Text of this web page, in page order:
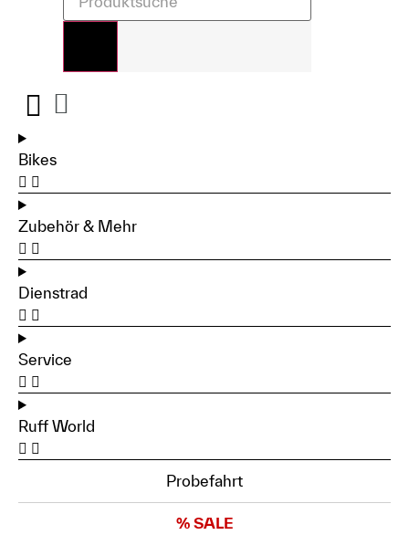
Bikes
Zubehör & Mehr
Dienstrad
Service
Ruff World
Probefahrt
% SALE